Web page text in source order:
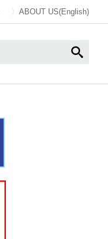
ABOUT US(English)